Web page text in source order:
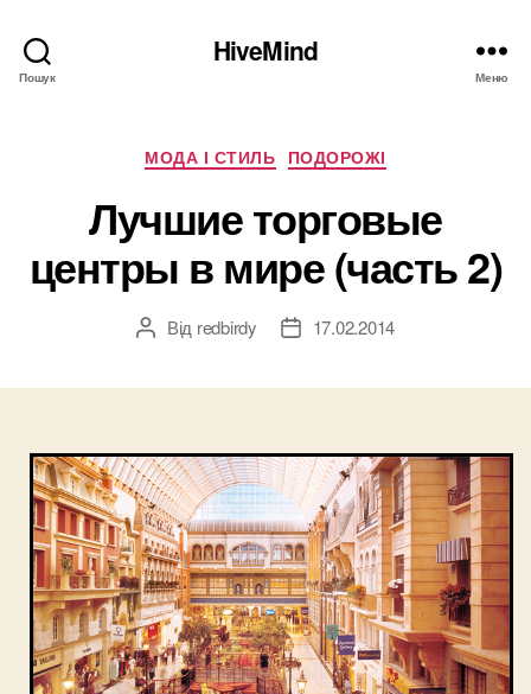
Пошук
HiveMind
Меню
Категорії
МОДА І СТИЛЬ ПОДОРОЖІ
Лучшие торговые
центры в мире (часть 2)
Автор
Від redbirdy
Дата17.02.2014